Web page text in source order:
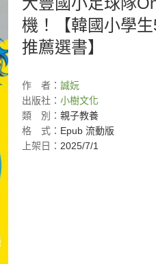
機！【韓國小學
推薦選書】
作 者： 誠妧
出版社： 小樹文化
類
別： 親子教養
格
式： Epub 流動版
上架日： 2025/7/1